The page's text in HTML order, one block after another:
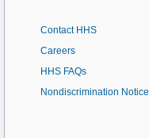
Contact HHS
Careers
HHS FAQs
Nondiscrimination Notice